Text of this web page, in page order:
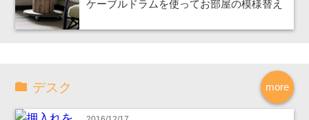
ケーブルドラムを使ってお部屋の模様替え
more
デスク